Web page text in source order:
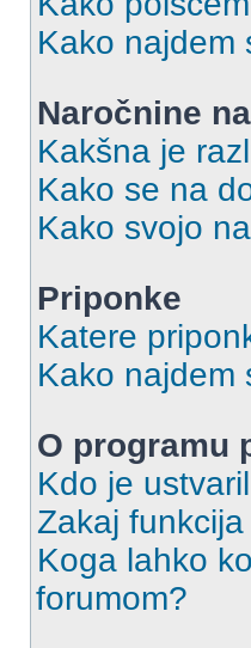
Kako najdem
Naročnine
Kakšna je
Kako se na
Kako svojo
Priponke
Katere
Kako najdem
O programu
Kdo je
Zakaj
Koga lahko
forumom?